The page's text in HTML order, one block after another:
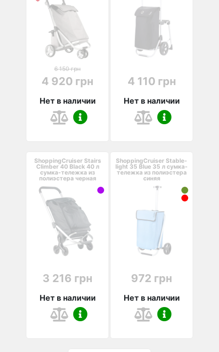
6 150 грн
4 920 грн
Нет в наличии
4 110 грн
Нет в наличии
ShoppingCruiser Stairs
Climber 40 Black 40 л
сумка-тележка из
полиэстера черная
3 216 грн
Нет в наличии
ShoppingCruiser Stable-
light 35 Blue 35 л сумка-
тележка из полиэстера
синяя
972 грн
Нет в наличии